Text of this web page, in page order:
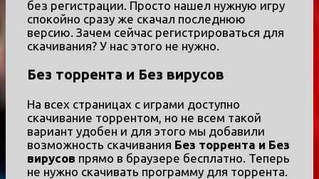
без регистрации. Просто нашел нужную игру
спокойно сразу же скачал последнюю
версию. Зачем сейчас регистрироваться для
скачивания? У нас этого не нужно.
Без торрента и Без вирусов
На всех страницах с играми доступно
скачивание торрентом, но не всем такой
вариант удобен и для этого мы добавили
возможность скачивания Без торрента и Без
вирусов прямо в браузере бесплатно. Теперь
не нужно скачивать программу для торрента.